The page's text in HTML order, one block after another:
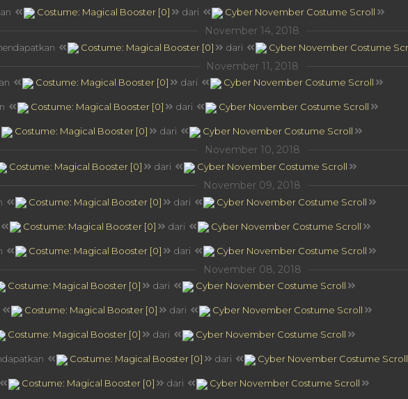
Costume: Magical Booster [0] dari Cyber November Costume Scroll
November 14, 2018
Costume: Magical Booster [0] dari Cyber November Costume
November 11, 2018
Costume: Magical Booster [0] dari Cyber November Costume Scroll
Costume: Magical Booster [0] dari Cyber November Costume Scroll
Costume: Magical Booster [0] dari Cyber November Costume Scroll
November 10, 2018
Costume: Magical Booster [0] dari Cyber November Costume Scroll
November 09, 2018
Costume: Magical Booster [0] dari Cyber November Costume Scroll
Costume: Magical Booster [0] dari Cyber November Costume Scroll
Costume: Magical Booster [0] dari Cyber November Costume Scroll
November 08, 2018
Costume: Magical Booster [0] dari Cyber November Costume Scroll
Costume: Magical Booster [0] dari Cyber November Costume Scroll
Costume: Magical Booster [0] dari Cyber November Costume Scroll
Costume: Magical Booster [0] dari Cyber November Costume Scroll
Costume: Magical Booster [0] dari Cyber November Costume Scroll